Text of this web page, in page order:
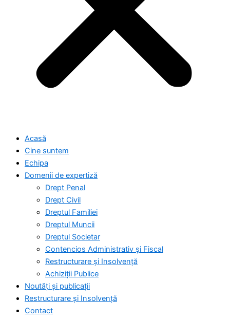
Acasă
Cine suntem
Echipa
Domenii de expertiză
Drept Penal
Drept Civil
Dreptul Familiei
Dreptul Muncii
Dreptul Societar
Contencios Administrativ și Fiscal
Restructurare și Insolvență
Achiziții Publice
Noutăți și publicații
Restructurare și Insolvență
Contact